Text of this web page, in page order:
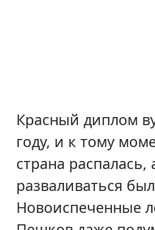
Красный диплом
году, и к тому
страна распалась,
разваливаться
Новоиспеченные